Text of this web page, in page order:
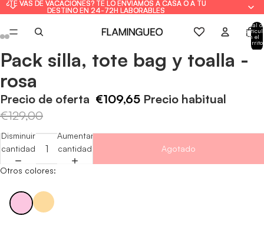
¿TE VAS DE VACACIONES? TE LO ENVIAMOS A CASA O A TU
DESTINO EN 24-72H LABORABLES
¿TE VAS DE VACACIONES? TE LO ENVIAMOS A CASA O A TU
DESTINO EN 24-72H LABORABLES
Total
en el
carrito:
Abrir
imagen
a
pantalla
Abrir
imagen
a
pantalla
Abrir
imagen
a
pantalla
Abrir
imagen
a
pantalla
Abrir
imagen
a
pantalla
Abrir
imagen
a
pantalla
Pack silla, tote bag y toalla -
rosa
Precio de oferta €109,65 Precio habitual
€129,00
Disminuir
cantidad
Aumentar
cantidad
Agotado
Otros colores: